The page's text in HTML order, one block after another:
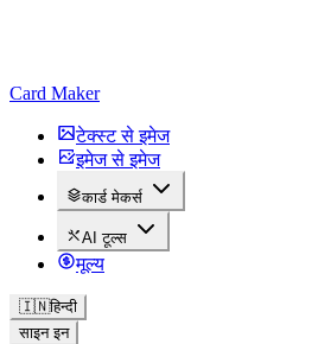
Card Maker
टेक्स्ट से इमेज
इमेज से इमेज
कार्ड मेकर्स
AI टूल्स
मूल्य
🇮🇳हिन्दी
साइन इन